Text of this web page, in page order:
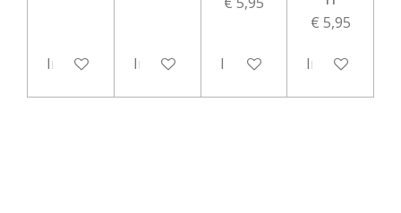
In winkelwagenIn winkelwagenIn winkelwagen
€ 5,95
In